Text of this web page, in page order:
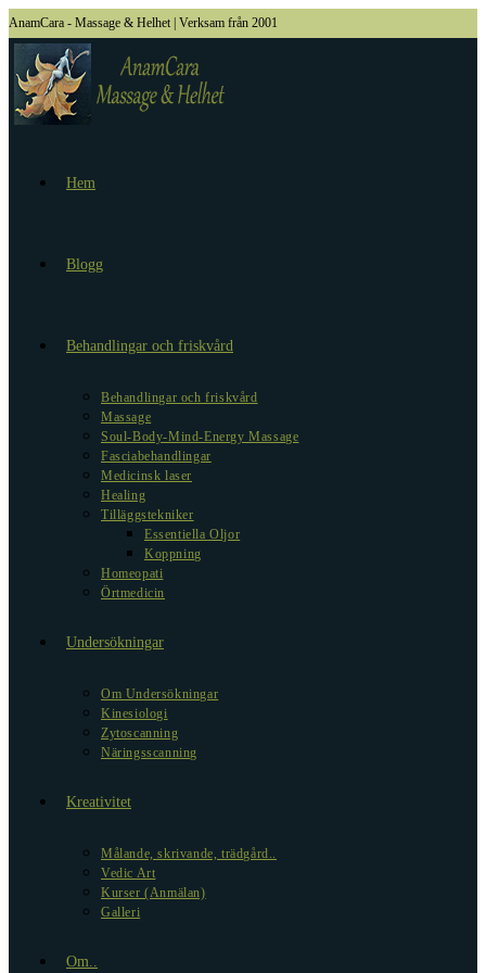
Hoppa
till
innehållet
AnamCara - Massage & Helhet | Verksam från 2001
Hem
Blogg
Behandlingar och friskvård
Behandlingar och friskvård
Massage
Soul-Body-Mind-Energy Massage
Fasciabehandlingar
Medicinsk laser
Healing
Tilläggstekniker
Essentiella Oljor
Koppning
Homeopati
Örtmedicin
Undersökningar
Om Undersökningar
Kinesiologi
Zytoscanning
Näringsscanning
Kreativitet
Målande, skrivande, trädgård..
Vedic Art
Kurser (Anmälan)
Galleri
Om..